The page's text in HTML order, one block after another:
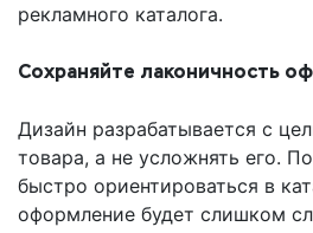
рекламного каталога.
Сохраняйте лаконичность
Дизайн разрабатывается с
товара, а не усложнять его.
быстро ориентироваться в
оформление будет слишком